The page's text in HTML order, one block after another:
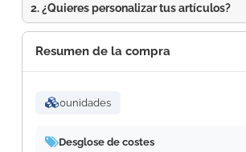
2. ¿Quieres personalizar tus artículos?
Resumen de la compra
0unidades
Desglose de costes